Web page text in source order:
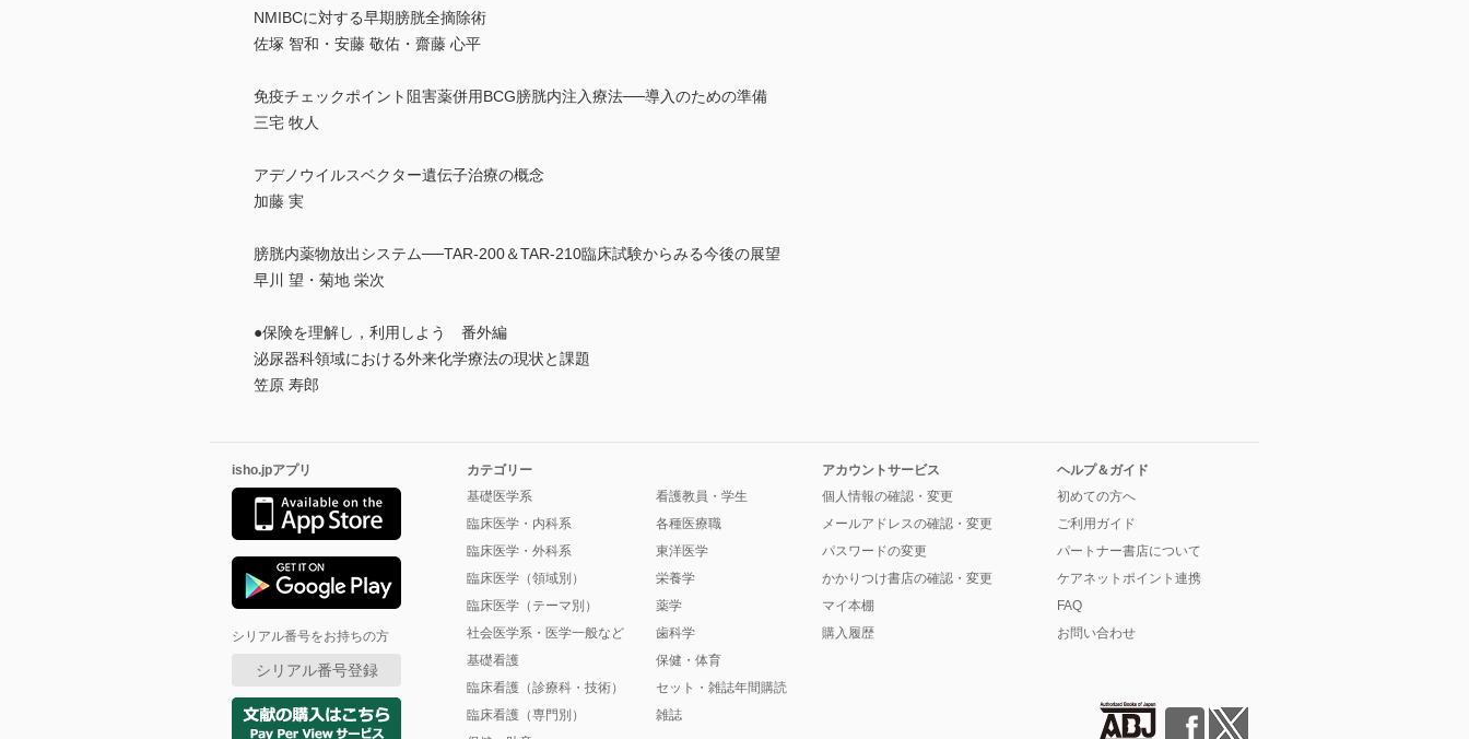
NMIBCに対する早期膀胱全摘除術
佐塚 智和・安藤 敬佑・齋藤 心平
免疫チェックポイント阻害薬併用BCG膀胱内注入療法──導入のための準備
三宅 牧人
アデノウイルスベクター遺伝子治療の概念
加藤 実
膀胱内薬物放出システム──TAR-200＆TAR-210臨床試験からみる今後の展望
早川 望・菊地 栄次
●保険を理解し，利用しよう 番外編
泌尿器科領域における外来化学療法の現状と課題
笠原 寿郎
isho.jpアプリ
シリアル番号をお持ちの方
シリアル番号登録
カテゴリー
基礎医学系
臨床医学・内科系
臨床医学・外科系
臨床医学（領域別）
臨床医学（テーマ別）
社会医学系・医学一般など
基礎看護
臨床看護（診療科・技術）
臨床看護（専門別）
看護教員・学生
各種医療職
東洋医学
栄養学
薬学
歯科学
保健・体育
セット・雑誌年間購読
雑誌
アカウントサービス
個人情報の確認・変更
メールアドレスの確認・変更
パスワードの変更
かかりつけ書店の確認・変更
マイ本棚
購入履歴
ヘルプ＆ガイド
初めての方へ
ご利用ガイド
パートナー書店について
ケアネットポイント連携
FAQ
お問い合わせ